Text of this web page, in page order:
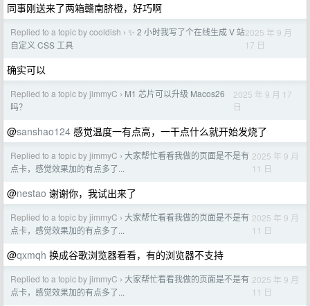
同事刚送来了两箱赣南脐橙，好巧啊
Replied to a topic by cooldish › ✨ 2 小时我写了个在线生成 V 站
自定义 CSS 工具
2025 年 9 月
17 日
确实可以
Replied to a topic by jimmyC › M1 芯片可以升级 Macos26
吗？
2025 年 9 月 17
日
@sanshao124 感觉温度一有点高，一干点什么就开始发烧了
Replied to a topic by jimmyC › 大家帮忙看看我做的页面是不是有
点卡，感觉效果加的有点多了...
2025 年 9 月
11 日
@nestao 谢谢你，我试出来了
Replied to a topic by jimmyC › 大家帮忙看看我做的页面是不是有
点卡，感觉效果加的有点多了...
2025 年 9 月
11 日
@qxmqh 换成谷歌浏览器看看，有的浏览器不支持
Replied to a topic by jimmyC › 大家帮忙看看我做的页面是不是有
点卡，感觉效果加的有点多了...
2025 年 9 月
11 日